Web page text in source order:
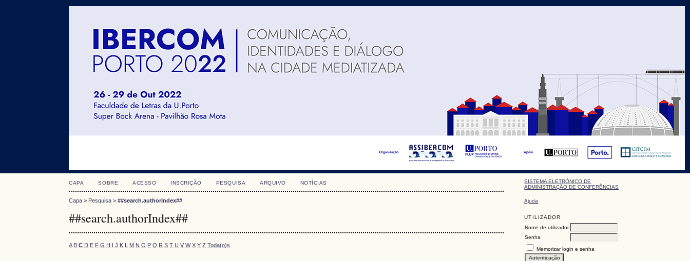
SISTEMA ELETRÓNICO DE
ADMINISTRAÇÃO DE CONFERÊNCIAS
Ajuda
UTILIZADOR
Nome de utilizador
Senha
Memorizar login e senha
CAPA SOBRE ACESSO INSCRIÇÃO PESQUISA ARQUIVO NOTÍCIAS
Capa > Pesquisa >##search.authorIndex##
##search.authorIndex##
A B C D E F G H I J K L M N O P Q R S T U V W X Y Z Toda(o)s